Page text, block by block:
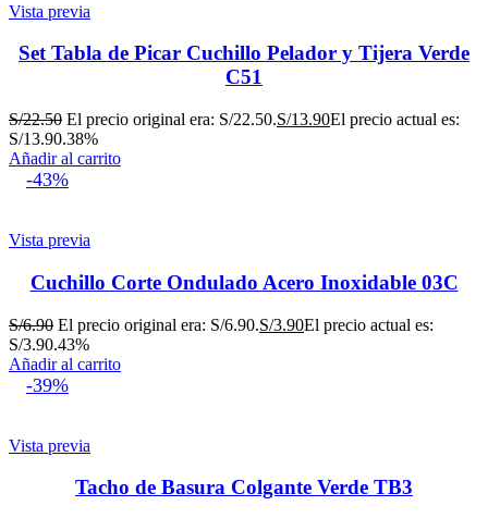
Vista previa
Set Tabla de Picar Cuchillo Pelador y Tijera Verde
C51
S/22.50 El precio original era: S/22.50.S/13.90El precio actual es:
S/13.90.38%
Añadir al carrito
-43%
Vista previa
Cuchillo Corte Ondulado Acero Inoxidable 03C
S/6.90 El precio original era: S/6.90.S/3.90El precio actual es:
S/3.90.43%
Añadir al carrito
-39%
Vista previa
Tacho de Basura Colgante Verde TB3